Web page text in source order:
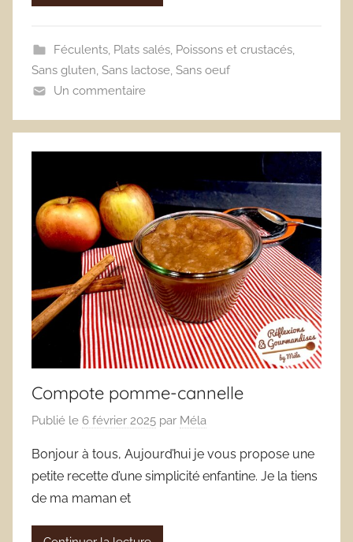
Féculents, Plats salés, Poissons et crustacés,
Sans gluten Sans lactose Sans oeuf
Un commentaire
Compote pomme-cannelle
Publié le 6 février 2025 par Méla
Bonjour à tous, Aujourd’hui je vous propose une
petite recette d’une simplicité enfantine. Je la tiens
de ma maman et